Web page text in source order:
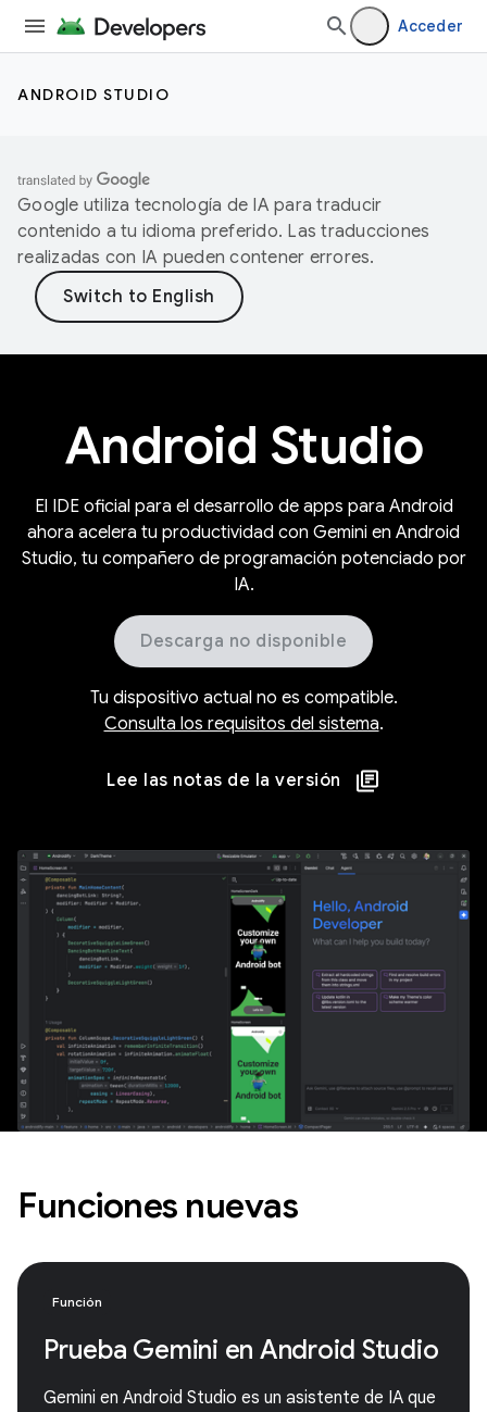
Acceder
ANDROID STUDIO
Google utiliza tecnología de IA para traducir
contenido a tu idioma preferido. Las traducciones
realizadas con IA pueden contener errores.
Android Studio
El IDE oficial para el desarrollo de apps para Android
ahora acelera tu productividad con Gemini en Android
Studio, tu compañero de programación potenciado por
IA.
Descarga no disponible
Tu dispositivo actual no es compatible.
Consulta los requisitos del sistema.
Lee las notas de la versión
Funciones nuevas
Función
Prueba Gemini en Android Studio
Gemini en Android Studio es un asistente de IA que